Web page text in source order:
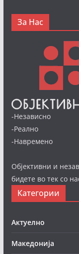
За Нас
-Независно
-Реално
-Навремено
Објективни и
бидете во тек со
Категории
Актуелно
Македонија